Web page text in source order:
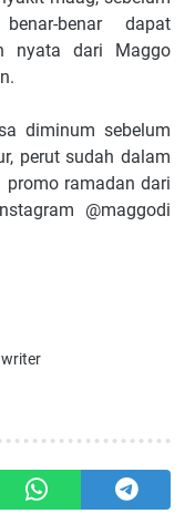
benar dapat
nyata dari Maggo
diminum sebelum
perut sudah dalam
promo ramadan dari
@maggodi